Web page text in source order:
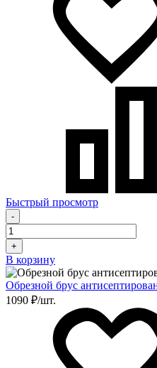
Быстрый просмотр
-
+
В корзину
Обрезной брус
1090 ₽/шт.